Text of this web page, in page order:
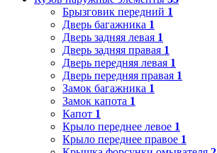
Брызговик передний 1
Дверь багажника 1
Дверь задняя левая 1
Дверь задняя правая 1
Дверь передняя левая 1
Дверь передняя правая 1
Замок багажника 1
Замок капота 1
Капот 1
Крыло переднее левое 1
Крыло переднее правое 1